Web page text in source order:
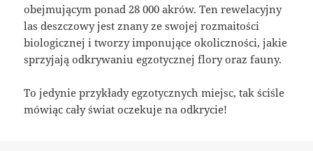
obejmującym ponad 28 000 akrów. Ten rewelacyjny
las deszczowy jest znany ze swojej rozmaitości
biologicznej i tworzy imponujące okoliczności, jakie
sprzyjają odkrywaniu egzotycznej flory oraz fauny.
To jedynie przykłady egzotycznych miejsc, tak ściśle
mówiąc cały świat oczekuje na odkrycie!